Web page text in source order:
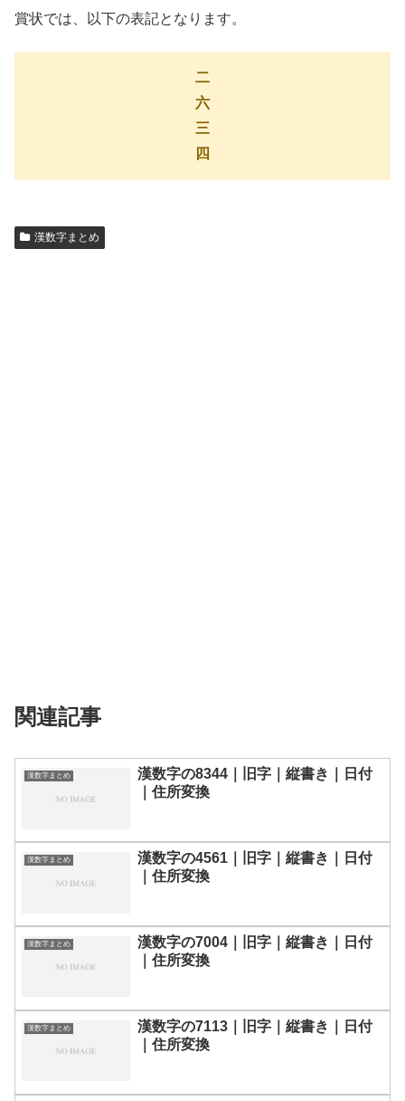
賞状では、以下の表記となります。
二
六
三
四
漢数字まとめ
関連記事
漢数字まとめ
漢数字の8344｜旧字｜縦書き｜日付
｜住所変換
漢数字まとめ
漢数字の4561｜旧字｜縦書き｜日付
｜住所変換
漢数字まとめ
漢数字の7004｜旧字｜縦書き｜日付
｜住所変換
漢数字まとめ
漢数字の7113｜旧字｜縦書き｜日付
｜住所変換